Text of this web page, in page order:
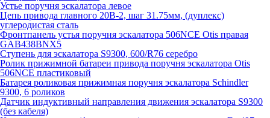
Устье поручня эскалатора левое
Цепь привода главного 20B-2, шаг 31.75мм, (дуплекс)
углеродистая сталь
Фронтпанель устья поручня эскалатора 506NCE Otis правая
GAB438BNX5
Ступень для эскалатора S9300, 600/R76 серебро
Ролик прижимной батареи привода поручня эскалатора Otis
506NCE пластиковый
Батарея роликовая прижимная поручня эскалатора Schindler
9300, 6 роликов
Датчик индуктивный направления движения эскалатора S9300
(без кабеля)